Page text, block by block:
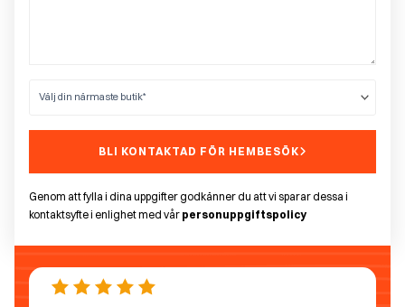
BLI KONTAKTAD FÖR HEMBESÖK
Genom att fylla i dina uppgifter godkänner du att vi sparar dessa i
kontaktsyfte i enlighet med vår personuppgiftspolicy